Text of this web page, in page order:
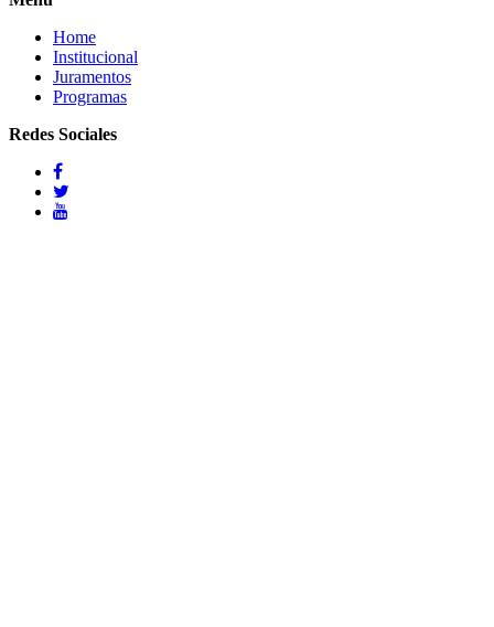
Home
Institucional
Juramentos
Programas
Redes Sociales